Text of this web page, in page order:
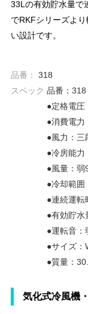
33Lの有効貯水量で
でRKFシリーズよ
い設計です。
品番：
318
スペック 品番：318
●定格電圧
●消費電力
●風力：三
●冷房能力
●風量：弱
●冷却範囲
●連続運転
●有効貯水
●運転音：
●サイズ：
●質量：
気化式冷風機